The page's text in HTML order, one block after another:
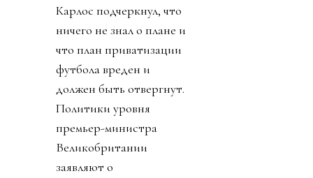
Карлос подчеркнул, что
ничего не знал о плане и
что план приватизации
футбола вреден и
должен быть отвергнут.
Политики уровня
премьер-министра
Великобритании
заявляют о